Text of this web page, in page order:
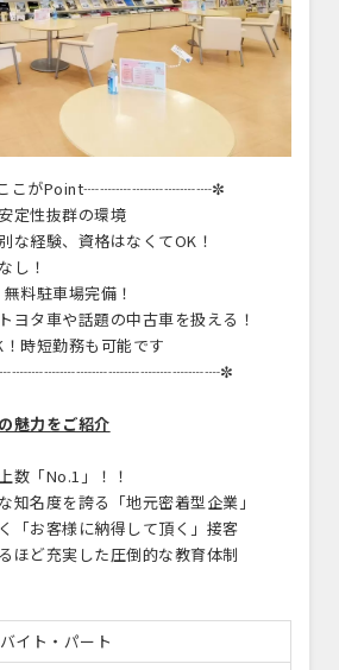
がPoint┈┈┈┈┈┈┈┈✼
定性抜群の環境
経験、資格はなくてOK！
し！
料駐車場完備！
ヨタ車や話題の中古車を扱える！
時短勤務も可能です
魅力をご紹介
数「No.1」！！
名度を誇る「地元密着型企業」
「お客様に納得して頂く」接客
ほど充実した圧倒的な教育体制
イト・パート